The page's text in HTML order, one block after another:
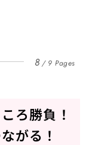
8 9 Pages
ろ勝負！
がる！